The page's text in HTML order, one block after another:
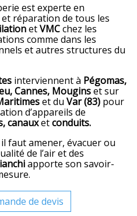
est experte en
réparation de tous les
etVMCchez les
comme dans les
et autres structures du
interviennent à Pégomas,
Cannes, Mouginset sur
et du Var (83) pour
d’appareils de
canauxetconduits.
faut amener, évacuer ou
de l’air et des
apporte son savoir-
de devis